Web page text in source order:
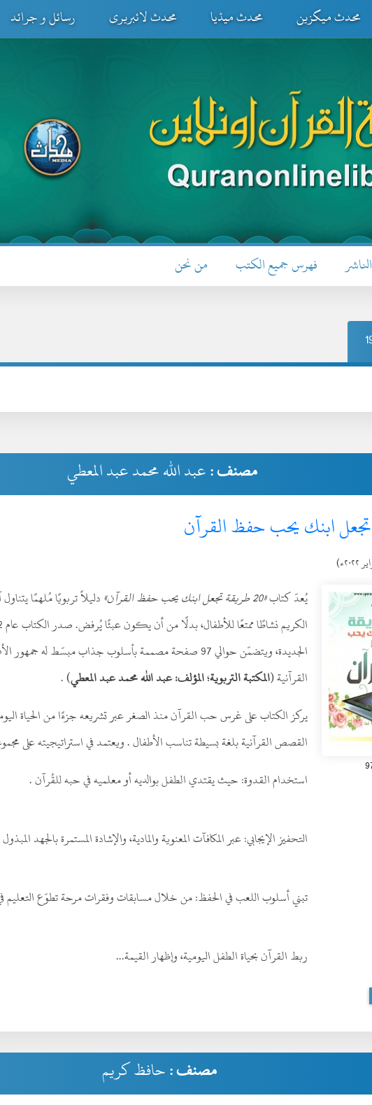
محدث میگزین محدث میڈیا محدث لائبریری رسائل و جرائد
الناشر فهرس جميع الكتب من نحن
مصنف :عبد الله محمد عبد المعطي
يُعدّ كتاب«20 طريقة تجعل ابنك يحب حفظ القرآن»
دليلاً تربويًا مُلهمًا
الجديدة، ويتضمّن حوالي 97 صفحة مصممة بأسلوب جذاب مبسّط له
القرآنية (المكتبة التربوية؛المؤلف: عبد الله محمد عبد المعطي) .
يركز الكتاب على غرس حب القرآن منذ الصغر عبر تشريعه جزءًا من الحياة
القصص القرآنية بلغة بسيطة تناسب الأطفال . ويعتمد في استراتيجيته على
استخدام القدوة: حيث يقتدي الطفل بوالديه أو معلميه في حبه للقُرآن .
التحفيز الإيجابي: عبر المكافآت المعنوية والمادية، والإشادة المستمرة بالجهد
تبني أسلوب اللعب في الحفظ: من خلال مسابقات وفقرات مرحة تطوّع التعليم
ربط القرآن بحياة الطفل اليومية، وإظهار القيمة...
مصنف :حافظ كريم